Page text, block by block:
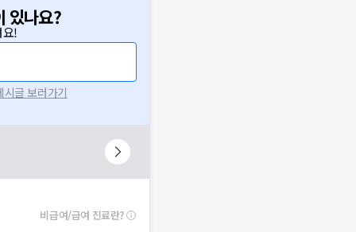
있나요?
요!
글 보러가기
비급여/급여 진료란?